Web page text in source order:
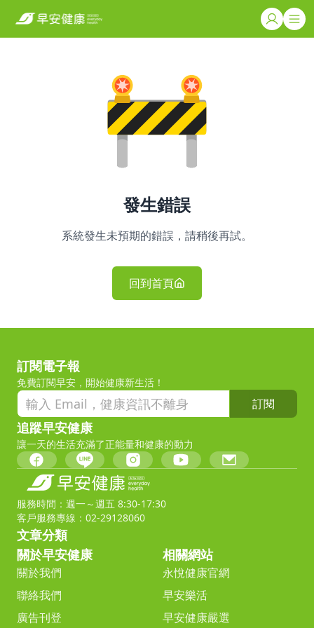
發生錯誤
系統發生未預期的錯誤，請稍後再試。
回到首頁
訂閱電子報
免費訂閱早安，開始健康新生活！
訂閱
追蹤早安健康
讓一天的生活充滿了正能量和健康的動力
服務時間：週一～週五 8:30-17:30
客戶服務專線：02-29128060
文章分類
關於早安健康
關於我們
聯絡我們
廣告刊登
相關網站
永悅健康官網
早安樂活
早安健康嚴選